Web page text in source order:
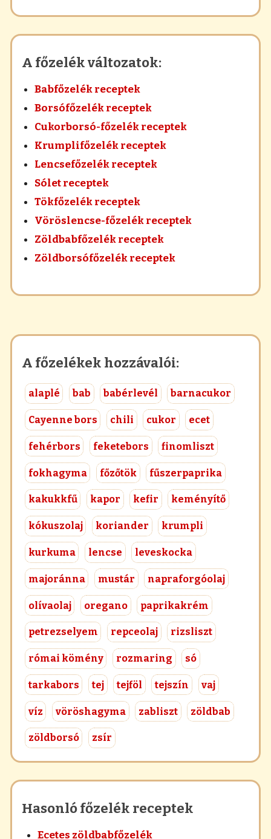
A főzelék változatok:
Babfőzelék receptek
Borsófőzelék receptek
Cukorborsó-főzelék receptek
Krumplifőzelék receptek
Lencsefőzelék receptek
Sólet receptek
Tökfőzelék receptek
Vöröslencse-főzelék receptek
Zöldbabfőzelék receptek
Zöldborsófőzelék receptek
A főzelékek hozzávalói:
alaplé bab babérlevél barnacukor
Cayenne bors chili cukor ecet
fehérbors feketebors finomliszt
fokhagyma főzőtök fűszerpaprika
kakukkfű kapor kefir keményítő
kókuszolaj koriander krumpli
kurkuma lencse leveskocka
majoránna mustár napraforgóolaj
olívaolaj oregano paprikakrém
petrezselyem repceolaj rizsliszt
római kömény rozmaring só
tarkabors tej tejföl tejszín vaj
víz vöröshagyma zabliszt zöldbab
zöldborsó zsír
Hasonló főzelék receptek
Ecetes zöldbabfőzelék